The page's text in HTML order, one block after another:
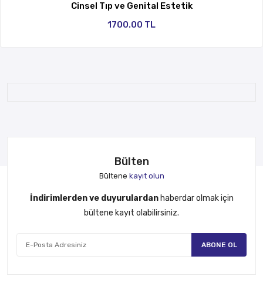
Cinsel Tıp ve Genital Estetik
1700.00 TL
Bülten
Bültene kayıt olun
İndirimlerden ve duyurulardanhaberdar olmak için
bültene kayıt olabilirsiniz.
ABONE OL